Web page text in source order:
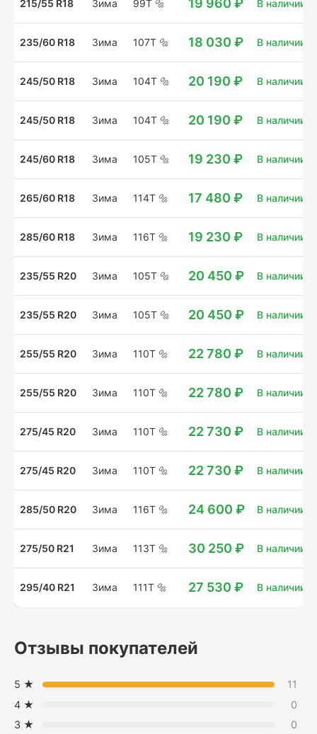
215/55 R18 Зима 99T 🔩 19 960 ₽ В наличии:
235/60 R18 Зима 107T 🔩 18 030 ₽ В наличии:
245/50 R18 Зима 104T 🔩 20 190 ₽ В наличии:
245/50 R18 Зима 104T 🔩 20 190 ₽ В наличии:
245/60 R18 Зима 105T 🔩 19 230 ₽ В наличии:
265/60 R18 Зима 114T 🔩 17 480 ₽ В наличии:
285/60 R18 Зима 116T 🔩 19 230 ₽ В наличии:
235/55 R20 Зима 105T 🔩 20 450 ₽ В наличии:
235/55 R20 Зима 105T 🔩 20 450 ₽ В наличии:
255/55 R20 Зима 110T 🔩 22 780 ₽ В наличии:
255/55 R20 Зима 110T 🔩 22 780 ₽ В наличии:
275/45 R20 Зима 110T 🔩 22 730 ₽ В наличии:
275/45 R20 Зима 110T 🔩 22 730 ₽ В наличии:
285/50 R20 Зима 116T 🔩 24 600 ₽ В наличии:
275/50 R21 Зима 113T 🔩 30 250 ₽ В наличии:
295/40 R21 Зима 111T 🔩 27 530 ₽ В наличии:
Отзывы покупателей
5 ★
11
4 ★
0
3 ★
0